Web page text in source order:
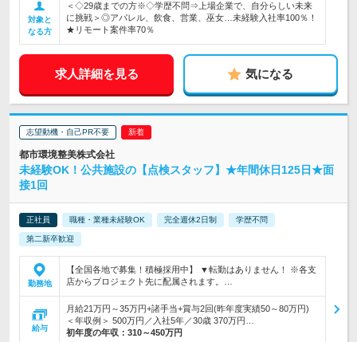
対象と
なる方
＜◇29歳までの方※◇学歴不問⇒上場企業で、自分らしい未来
に挑戦＞◎アパレル、飲食、営業、巫女…未経験入社率100％！
★リモート案件率70％
求人詳細を見る 気になる
志望動機・自己PR不要
都市環境整美株式会社
未経験OK！公共施設の【点検スタッフ】★年間休日125日★面
接1回
正社員 職種・業種未経験OK 完全週休2日制 学歴不問
第二新卒歓迎
勤務地
【全国各地で募集！積極採用中】 ▼転勤はありません！ ※各支
店からプロジェクト先に配属されます。…
給与
月給21万円～35万円+諸手当+賞与2回(昨年度実績50～80万円)
＜年収例＞ 500万円／入社5年／30歳 370万円…
初年度の年収： 310～450万円